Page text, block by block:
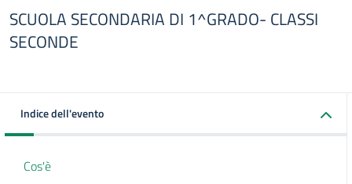
SCUOLA SECONDARIA DI 1^GRADO- CLASSI
SECONDE
Indice dell'evento
Cos'è